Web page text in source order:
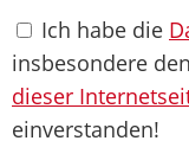
Ich habe die
insbesondere
dieser
einverstanden!